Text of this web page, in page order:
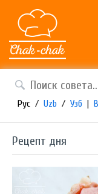
Рус / Uzb / Узб |
Рецепт дня